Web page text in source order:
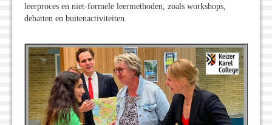
leerproces en niet-formele leermethoden, zoals workshops,
debatten en buitenactiviteiten.